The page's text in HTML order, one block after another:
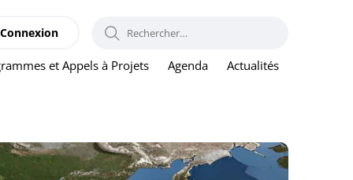
et Appels à Projets Agenda Actualités
Connexion RECHERCHER :